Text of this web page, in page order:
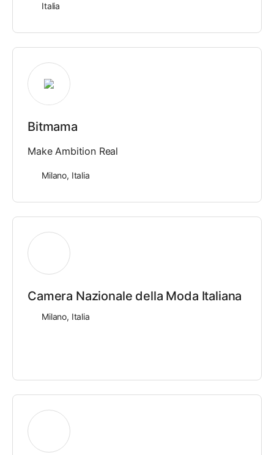
Italia
Bitmama
Make Ambition Real
Milano, Italia
Camera Nazionale della Moda Italiana
Milano, Italia